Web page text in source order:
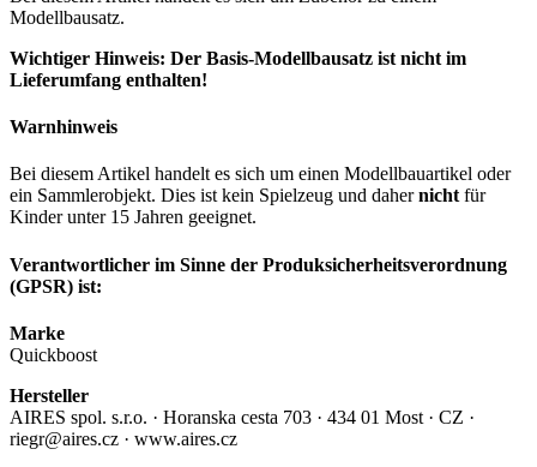
Modellbausatz.
Wichtiger Hinweis: Der Basis-Modellbausatz ist nicht im
Lieferumfang enthalten!
Warnhinweis
Bei diesem Artikel handelt es sich um einen Modellbauartikel oder
ein Sammlerobjekt. Dies ist kein Spielzeug und dahernicht für
Kinder unter 15 Jahren geeignet.
Verantwortlicher im Sinne der Produksicherheitsverordnung
(GPSR) ist:
Marke
Quickboost
Hersteller
AIRES spol. s.r.o. · Horanska cesta 703 · 434 01 Most · CZ ·
riegr@aires.cz · www.aires.cz